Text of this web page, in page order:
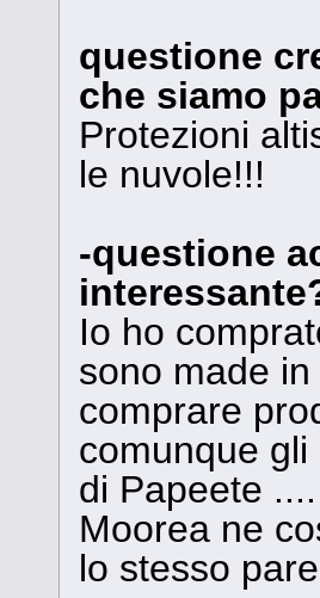
questione
che siamo
Protezioni
le nuvole!!!
-questione
Io ho
sono made
comprare
comunque
di Papeete
Moorea ne
lo stesso